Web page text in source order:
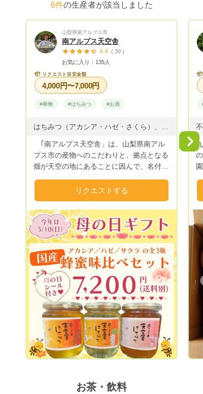
+
6件の生産者が該当しました
山梨県南アルプス市
南アルプス天空舎
4.4 ( 39 )
お気に入り：135人
📦 リクエスト目安金額
4,000円〜7,000円
#果物 #はちみつ #お酒
｢南アルプス天空舎」は、山梨県南アル
プス市の産物へのこだわりと、拠点となる
畑が天空の地にあることに因んで、名付け
山や八ヶ岳、甲府盆地が一望でき、主に養
蜂と垣根ぶどう栽培を展開し、はちみつと
ワイン、ジュースといった農産加工品を生
み出しています。 南アルプス市内に点
在している畑では、飯野地区の畑では棚栽
培の甲州ぶどうとマスカット・ベーリー
A、桃園地区の畑では百目柿、上宮地地区
の畑では桃と平核無柿・キウイ、落合地区
の畑ではスモモの貴陽、南湖地区の畑では
シャインマスカット、と土地の適正に合わ
せ品種を変えて栽培しています。 幅広
い栽培品種と農産加工品により、通年に渡
って南アルプス天空舎のブランドの味を楽
しんでいただいています。拠点の天空の地
では、農地キャンプや農業体験、BBQもで
きますので、出掛けて楽しんでいただける
組んでいます。
リクエストする
Next
📦
Previous
Next
お茶・飲料